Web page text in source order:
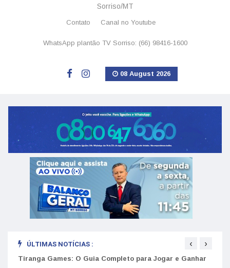
Sorriso/MT
Contato Canal no Youtube
WhatsApp plantão TV Sorriso: (66) 98416-1600
08 August 2026
ÚLTIMAS NOTÍCIAS :
Tiranga Games: O Guia Completo para Jogar e Ganhar
‹ ›